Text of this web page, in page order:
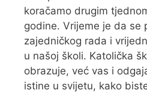
koračamo drugim
godine. Vrijeme je da se
zajedničkog rada i
u našoj školi. Katolička
obrazuje, već vas i
istine u svijetu, kako